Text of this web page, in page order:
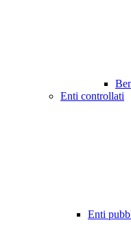
Enti controllati
Enti